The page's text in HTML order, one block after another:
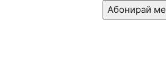
Абонирай ме